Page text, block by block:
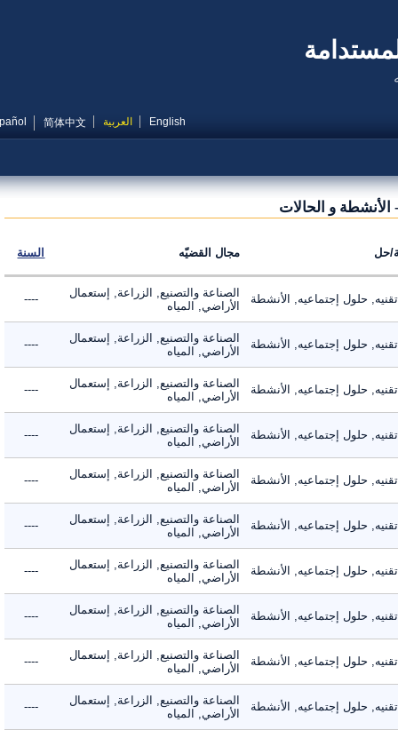
English العربية 简体中文
Español
و الحالات
مجال القضيّه السنة
حلول إجتماعيه, الأنشطة
الصناعة والتصنيع, الزراعة, إستعمال
الأراضي, المياه
----
حلول إجتماعيه, الأنشطة
الصناعة والتصنيع, الزراعة, إستعمال
الأراضي, المياه
----
حلول إجتماعيه, الأنشطة
الصناعة والتصنيع, الزراعة, إستعمال
الأراضي, المياه
----
حلول إجتماعيه, الأنشطة
الصناعة والتصنيع, الزراعة, إستعمال
الأراضي, المياه
----
حلول إجتماعيه, الأنشطة
الصناعة والتصنيع, الزراعة, إستعمال
الأراضي, المياه
----
حلول إجتماعيه, الأنشطة
الصناعة والتصنيع, الزراعة, إستعمال
الأراضي, المياه
----
حلول إجتماعيه, الأنشطة
الصناعة والتصنيع, الزراعة, إستعمال
الأراضي, المياه
----
حلول إجتماعيه, الأنشطة
الصناعة والتصنيع, الزراعة, إستعمال
الأراضي, المياه
----
حلول إجتماعيه, الأنشطة
الصناعة والتصنيع, الزراعة, إستعمال
الأراضي, المياه
----
حلول إجتماعيه, الأنشطة
الصناعة والتصنيع, الزراعة, إستعمال
الأراضي, المياه
----